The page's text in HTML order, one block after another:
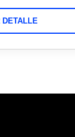
DETALLE